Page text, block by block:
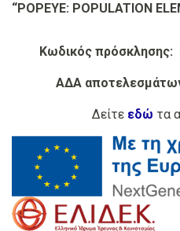
“POPEYE: POPULATION
Κωδικός πρόσκλησης:
ΑΔΑ
Δείτε εδώ τα